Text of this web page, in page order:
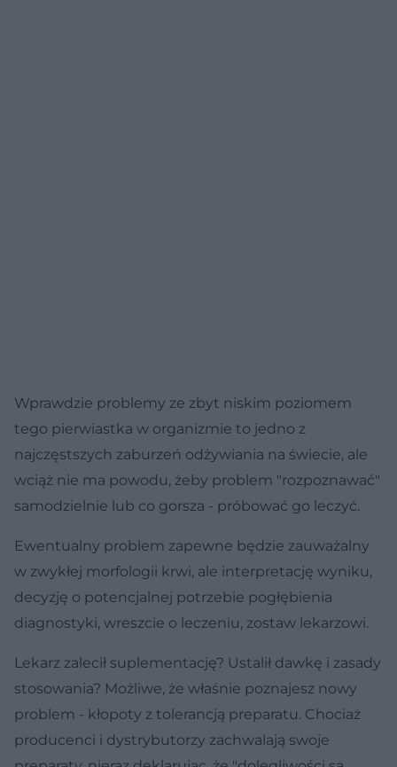
Wprawdzie problemy ze zbyt niskim poziomem
tego pierwiastka w organizmie to jedno z
najczęstszych zaburzeń odżywiania na świecie, ale
wciąż nie ma powodu, żeby problem "rozpoznawać"
samodzielnie lub co gorsza - próbować go leczyć.
Ewentualny problem zapewne będzie zauważalny
w zwykłej morfologii krwi, ale interpretację wyniku,
decyzję o potencjalnej potrzebie pogłębienia
diagnostyki, wreszcie o leczeniu, zostaw lekarzowi.
Lekarz zalecił suplementację? Ustalił dawkę i zasady
stosowania? Możliwe, że właśnie poznajesz nowy
problem - kłopoty z tolerancją preparatu. Chociaż
producenci i dystrybutorzy zachwalają swoje